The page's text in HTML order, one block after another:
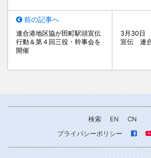
前の記事へ
連合港地区協が田町駅頭宣伝
行動＆第４回三役・幹事会を
開催
3月30日
宣伝 連
検索 EN
CN
プライバシーポリシー